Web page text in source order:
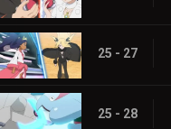
25 - 27
25 - 28